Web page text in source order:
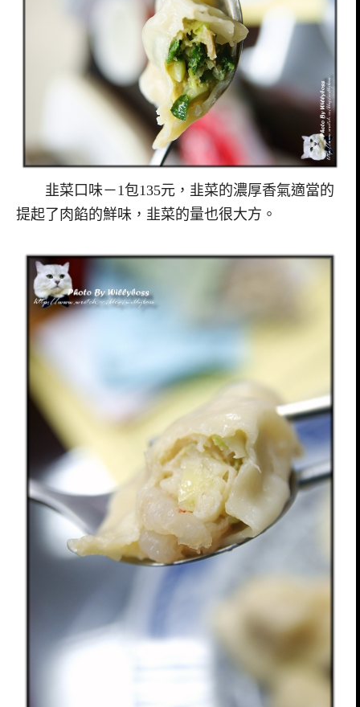
韭菜口味－1包135元，韭菜的濃厚香氣適當的
提起了肉餡的鮮味，韭菜的量也很大方。